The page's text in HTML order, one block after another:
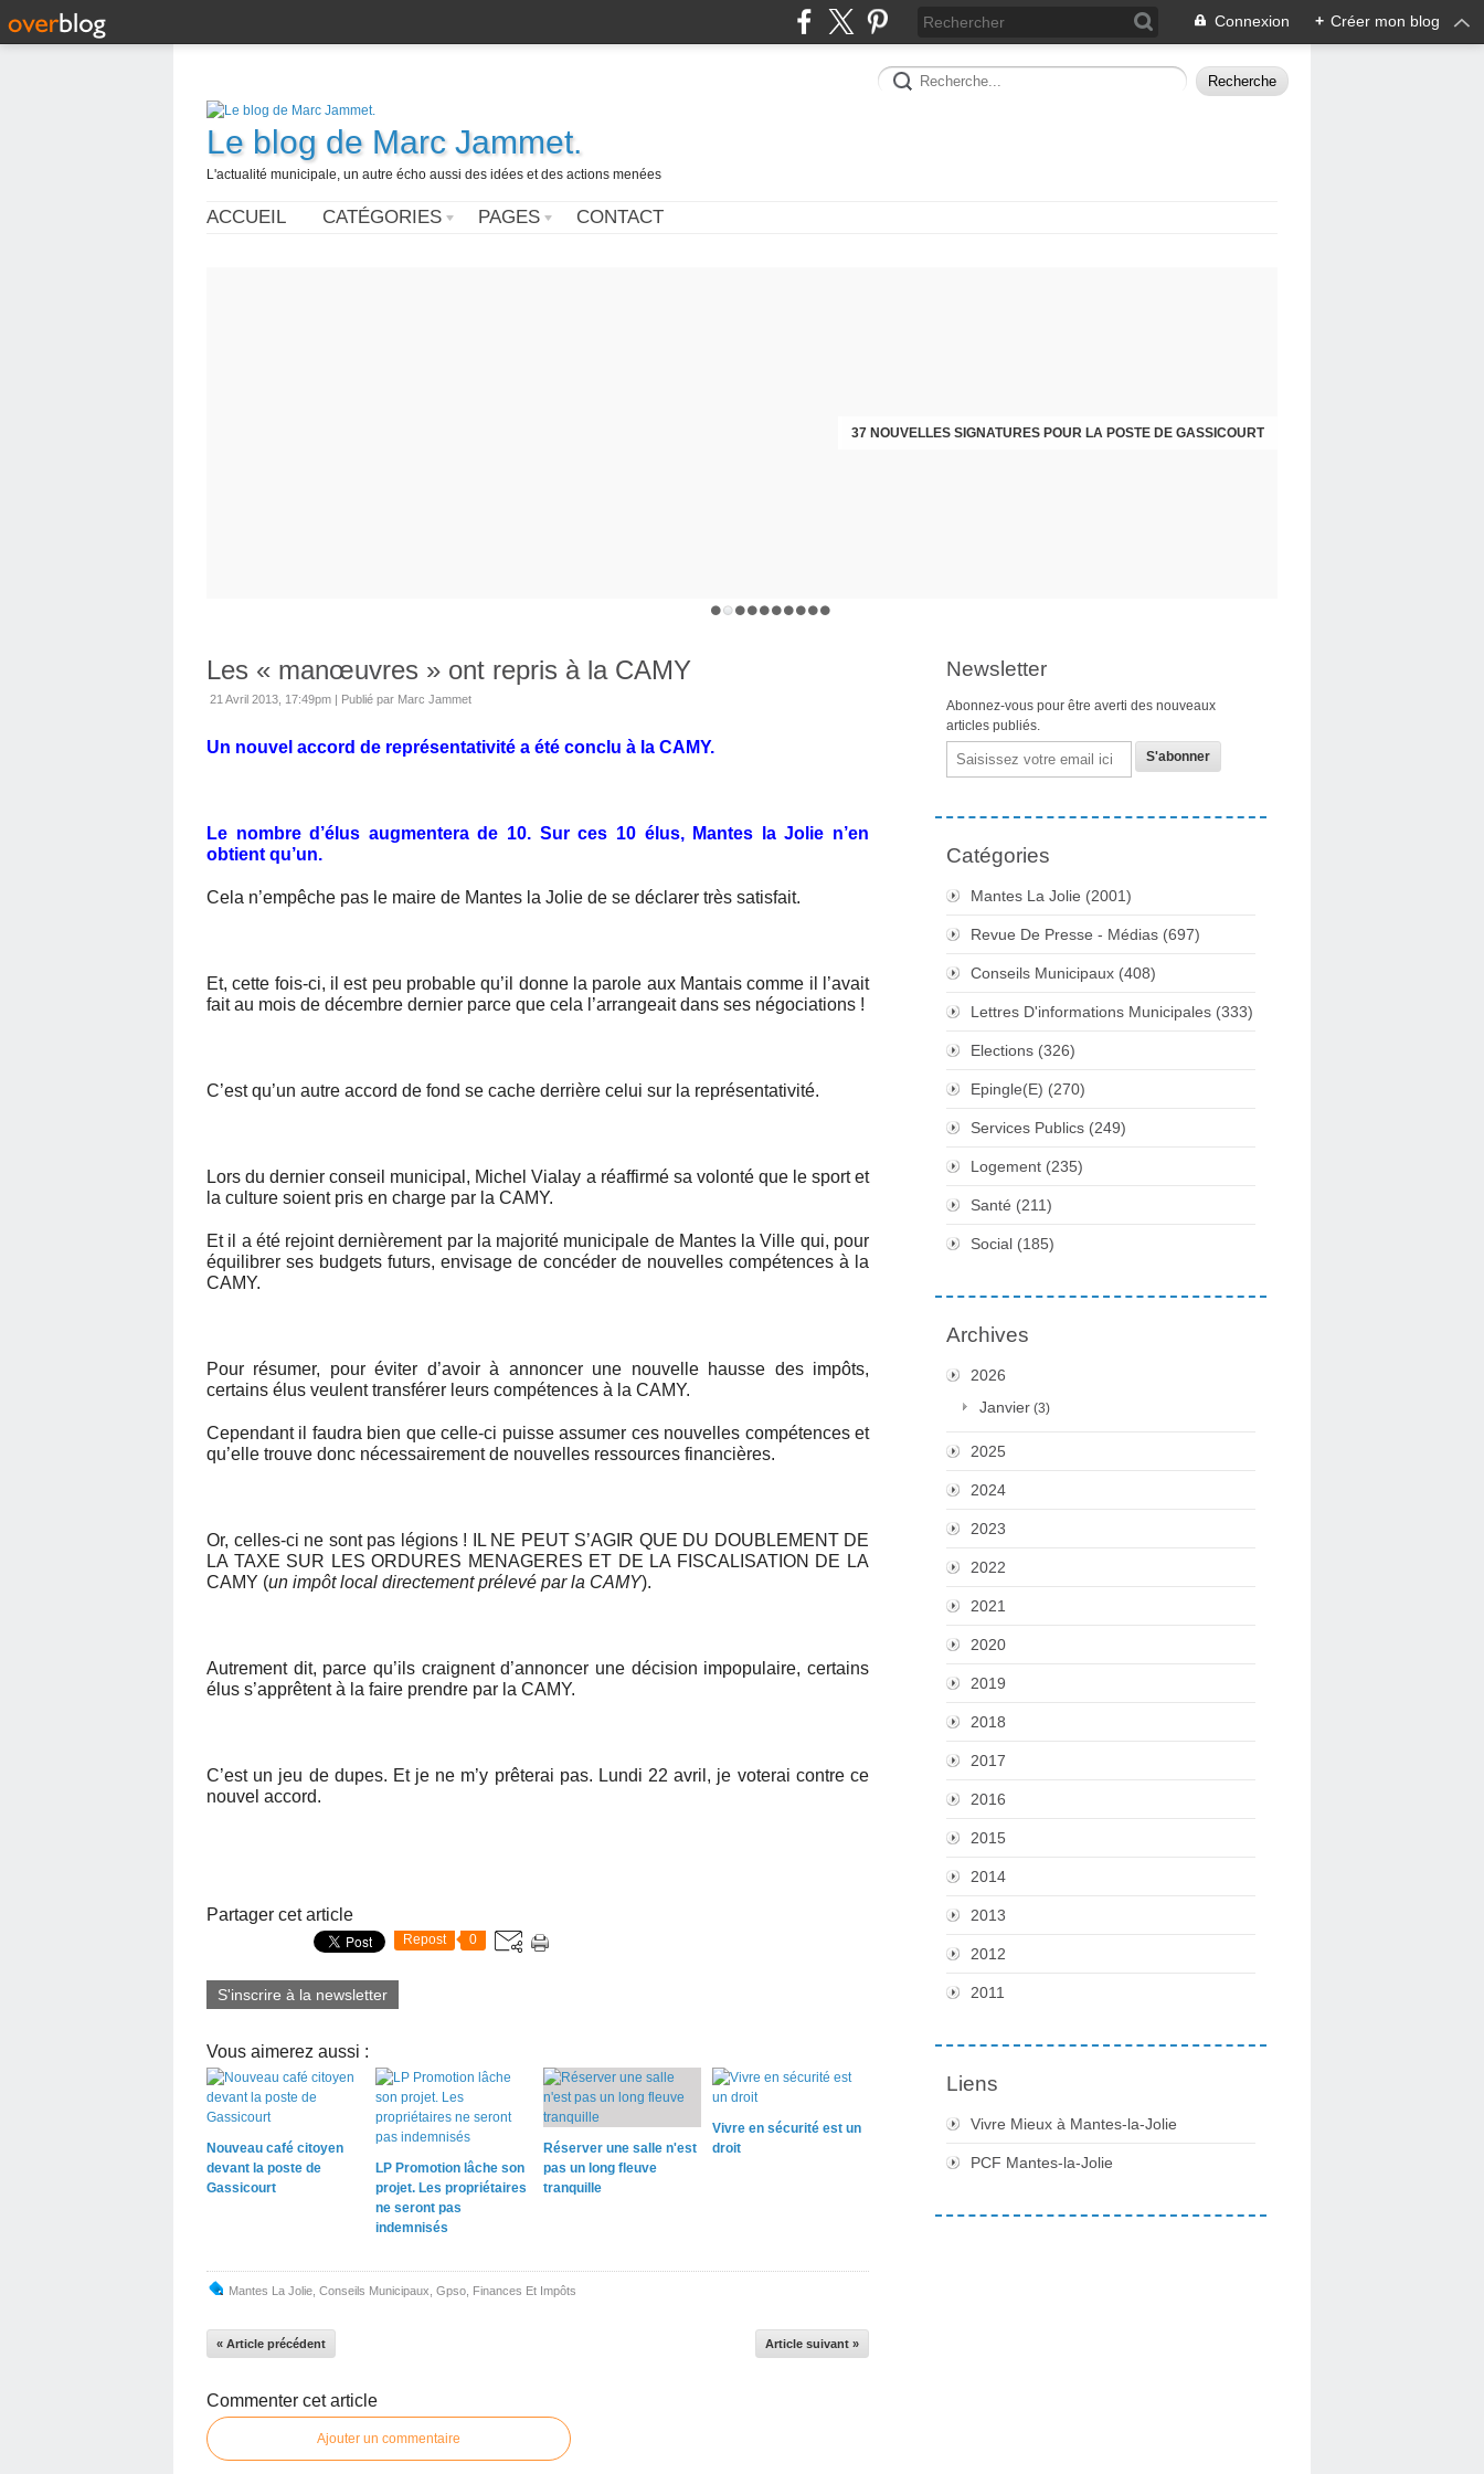
Connexion + Créer mon blog
Le blog de Marc Jammet.
L'actualité municipale, un autre écho aussi des idées et des actions menées
ACCUEIL CATÉGORIES PAGES CONTACT
37 NOUVELLES SIGNATURES POUR LA POSTE DE GASSICOURT
DIMANCHE 25 JANVIER, JE VOUS INVITE
Les « manœuvres » ont repris à la CAMY
21 Avril 2013, 17:49pm | Publié par Marc Jammet
Un nouvel accord de représentativité a été conclu à la CAMY.
Le nombre d’élus augmentera de 10. Sur ces 10 élus, Mantes la Jolie n’en
obtient qu’un.
Cela n’empêche pas le maire de Mantes la Jolie de se déclarer très satisfait.
Et, cette fois-ci, il est peu probable qu’il donne la parole aux Mantais comme il l’avait
fait au mois de décembre dernier parce que cela l’arrangeait dans ses négociations !
C’est qu’un autre accord de fond se cache derrière celui sur la représentativité.
Lors du dernier conseil municipal, Michel Vialay a réaffirmé sa volonté que le sport et
la culture soient pris en charge par la CAMY.
Et il a été rejoint dernièrement par la majorité municipale de Mantes la Ville qui, pour
équilibrer ses budgets futurs, envisage de concéder de nouvelles compétences à la
CAMY.
Pour résumer, pour éviter d’avoir à annoncer une nouvelle hausse des impôts,
certains élus veulent transférer leurs compétences à la CAMY.
Cependant il faudra bien que celle-ci puisse assumer ces nouvelles compétences et
qu’elle trouve donc nécessairement de nouvelles ressources financières.
Or, celles-ci ne sont pas légions ! IL NE PEUT S’AGIR QUE DU DOUBLEMENT DE
LA TAXE SUR LES ORDURES MENAGERES ET DE LA FISCALISATION DE LA
CAMY (un impôt local directement prélevé par la CAMY).
Autrement dit, parce qu’ils craignent d’annoncer une décision impopulaire, certains
élus s’apprêtent à la faire prendre par la CAMY.
C’est un jeu de dupes. Et je ne m’y prêterai pas. Lundi 22 avril, je voterai contre ce
nouvel accord.
Partager cet article
Repost 0
S'inscrire à la newsletter
Vous aimerez aussi :
Nouveau café citoyen
devant la poste de
Gassicourt
LP Promotion lâche son
projet. Les propriétaires
ne seront pas
indemnisés
Réserver une salle n'est
pas un long fleuve
tranquille
Vivre en sécurité est un
droit
Mantes La Jolie Conseils Municipaux Gpso Finances Et Impôts
« Article précédent Article suivant »
Commenter cet article
Ajouter un commentaire
Newsletter
Abonnez-vous pour être averti des nouveaux
articles publiés.
Email
Catégories
Mantes La Jolie (2001)
Revue De Presse - Médias (697)
Conseils Municipaux (408)
Lettres D'informations Municipales (333)
Elections (326)
Epingle(e) (270)
Services Publics (249)
Logement (235)
Santé (211)
Social (185)
Archives
2026
Janvier (3)
2025
2024
2023
2022
2021
2020
2019
2018
2017
2016
2015
2014
2013
2012
2011
Liens
Vivre Mieux à Mantes-la-Jolie
PCF Mantes-la-Jolie